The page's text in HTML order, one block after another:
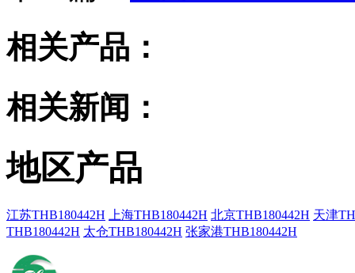
相关产品：
相关新闻：
地区产品
江苏THB180442H 上海THB180442H 北京THB180442H 天津
THB180442H 太仓THB180442H 张家港THB180442H